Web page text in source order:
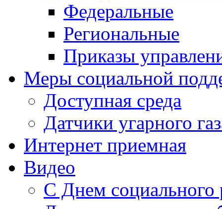
Федеральные
Региональные
Приказы
Меры социальной
Доступная среда
Датчики угарного
Интернет приемная
Видео
С Днем социального